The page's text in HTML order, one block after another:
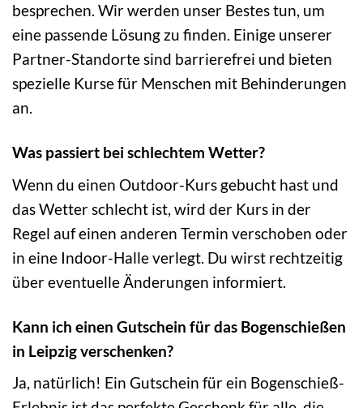
besprechen. Wir werden unser Bestes tun, um
eine passende Lösung zu finden. Einige unserer
Partner-Standorte sind barrierefrei und bieten
spezielle Kurse für Menschen mit Behinderungen
an.
Was passiert bei schlechtem Wetter?
Wenn du einen Outdoor-Kurs gebucht hast und
das Wetter schlecht ist, wird der Kurs in der
Regel auf einen anderen Termin verschoben oder
in eine Indoor-Halle verlegt. Du wirst rechtzeitig
über eventuelle Änderungen informiert.
Kann ich einen Gutschein für das Bogenschießen
in Leipzig verschenken?
Ja, natürlich! Ein Gutschein für ein Bogenschieß-